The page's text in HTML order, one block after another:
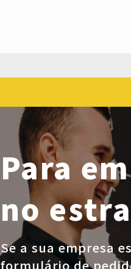
Para
no
Se a sua empresa
formulário de